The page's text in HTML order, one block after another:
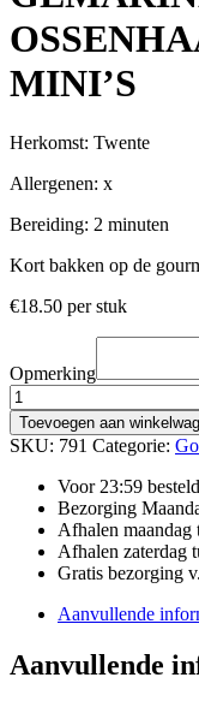
MINI’S
Herkomst: Twente
Allergenen: x
Bereiding: 2 minuten
Kort bakken op de
€18.50 per stuk
Opmerking
GEMARINEERDE
MINI'S
aantal
Toevoegen aan
SKU: 791 Categorie:
Voor 23:59
Bezorging
Afhalen maandag
Afhalen zaterdag
Gratis bezorging
Aanvullende
Aanvullende